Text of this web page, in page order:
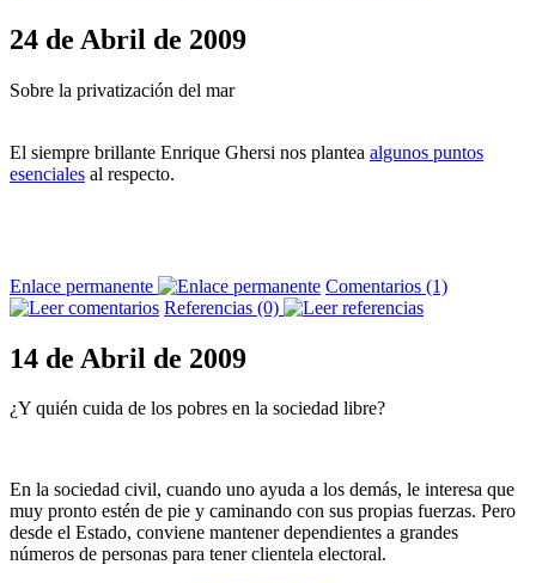
24 de Abril de 2009
Sobre la privatización del mar
El siempre brillante Enrique Ghersi nos plantea algunos puntos
esenciales al respecto.
Enlace permanente
Comentarios (1)
Referencias (0)
14 de Abril de 2009
¿Y quién cuida de los pobres en la sociedad libre?
En la sociedad civil, cuando uno ayuda a los demás, le interesa que
muy pronto estén de pie y caminando con sus propias fuerzas. Pero
desde el Estado, conviene mantener dependientes a grandes
números de personas para tener clientela electoral.